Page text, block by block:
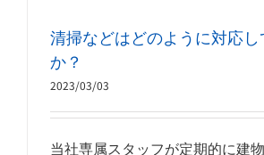
清掃などはどのように対応
か？
2023/03/03
当社専属スタッフが定期的に建